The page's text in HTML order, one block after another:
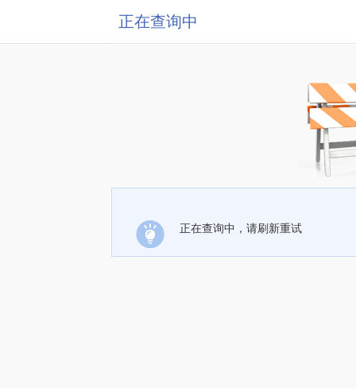
正在查询中
正在查询中，请刷新重试